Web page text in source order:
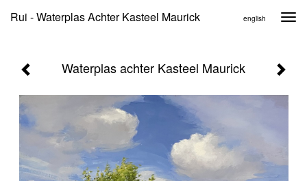
Rui - Waterplas Achter Kasteel Maurick english
Waterplas achter Kasteel Maurick